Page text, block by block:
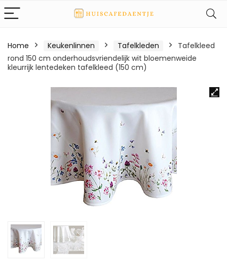
Home Keukenlinnen Tafelkleden
Tafelkleed
rond 150 cm onderhoudsvriendelijk wit bloemenweide
kleurrijk lentedeken tafelkleed (150 cm)